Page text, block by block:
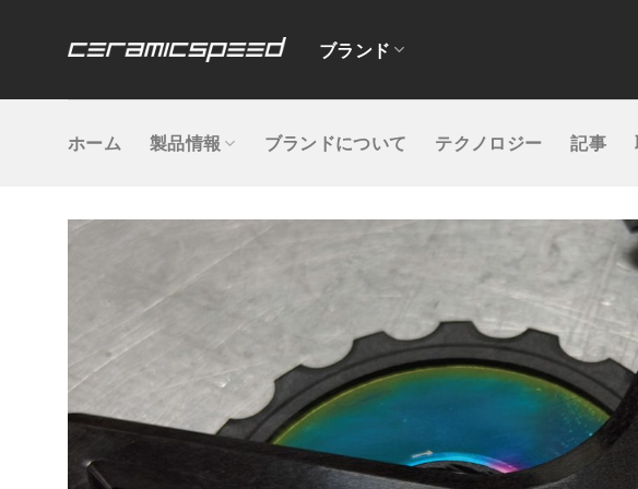
ブランド
ホーム 製品情報 ブランドについて テクノロジー 記事